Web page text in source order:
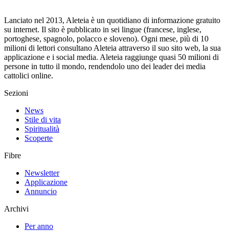
Lanciato nel 2013, Aleteia è un quotidiano di informazione gratuito
su internet. Il sito è pubblicato in sei lingue (francese, inglese,
portoghese, spagnolo, polacco e sloveno). Ogni mese, più di 10
milioni di lettori consultano Aleteia attraverso il suo sito web, la sua
applicazione e i social media. Aleteia raggiunge quasi 50 milioni di
persone in tutto il mondo, rendendolo uno dei leader dei media
cattolici online.
Sezioni
News
Stile di vita
Spiritualità
Scoperte
Fibre
Newsletter
Applicazione
Annuncio
Archivi
Per anno